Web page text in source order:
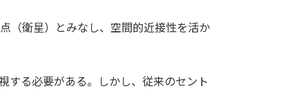
（衛星）とみなし、空間的近接性を活か
する必要がある。しかし、従来のセント